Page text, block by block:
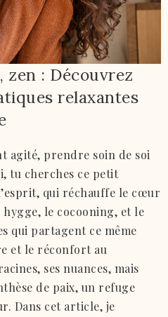
zen : Découvrez
relaxantes
agité, prendre soin de soi
tu cherches ce petit
qui réchauffe le cœur
le cocooning, et le
qui partagent ce même
et le réconfort au
ses nuances, mais
de paix, un refuge
Dans cet article, je